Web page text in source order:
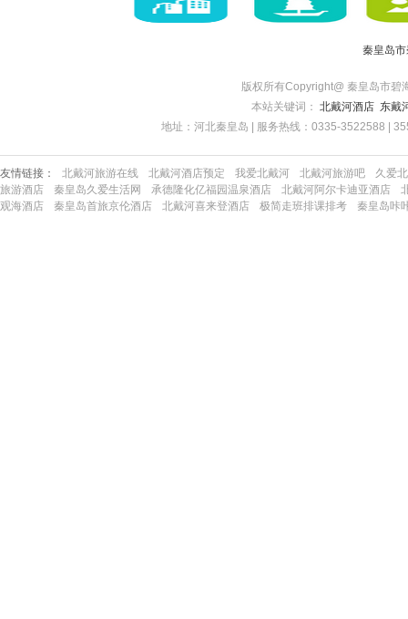
秦皇岛
版权所有Copyright@ 秦皇岛市
本站关键词： 北戴河酒店 东戴
地址：河北秦皇岛 | 服务热线：0335-3522588 |
友情链接： 北戴河旅游在线 北戴河酒店预定 我爱北戴河 北戴河旅游吧
久爱
旅游酒店
秦皇岛久爱生活网 承德隆化亿福园温泉酒店 北戴河阿尔卡迪亚酒店
观海酒店
秦皇岛首旅京伦酒店 北戴河喜来登酒店 极简走班排课排考 秦皇岛咔